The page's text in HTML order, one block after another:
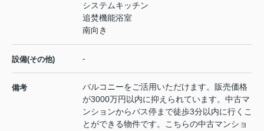
システムキッチン
追焚機能浴室
南向き
設備(その他) -
備考
バルコニーをご活用いただけます。販売価格
が3000万円以内に抑えられています。中古マ
ンションからバス停まで徒歩3分以内に行くこ
とができる物件です。こちらの中古マンショ